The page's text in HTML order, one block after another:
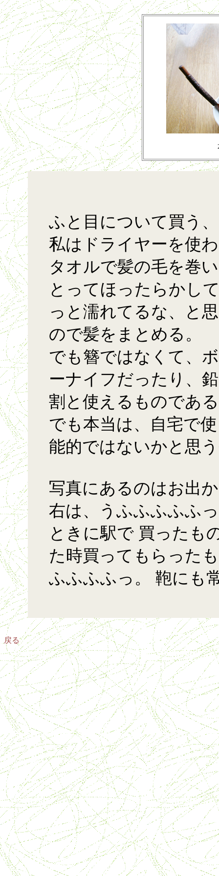
ふと目について買う
私はドライヤーを使
タオルで髪の毛を巻
とってほったらかし
っと濡れてるな、と
ので髪をまとめる。
でも簪ではなくて、
ーナイフだったり、
割と使えるものであ
でも本当は、自宅で
能的ではないかと思
写真にあるのはお出
右は、うふふふふふ
ときに駅で 買ったも
た時買ってもらった
ふふふふっ。 鞄にも
戻る